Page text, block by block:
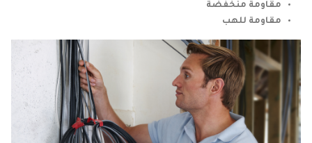
مقاومة منخفضة
مقاومة للهب